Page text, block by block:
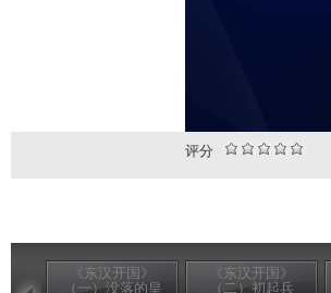
评分
《东汉开国》
（一）没落的皇
《东汉开国》
（二）初起兵